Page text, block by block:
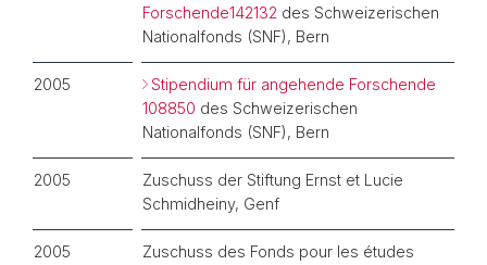
Forschende142132 des Schweizerischen
Nationalfonds (SNF), Bern
2005
Stipendium für angehende Forschende
108850 des Schweizerischen
Nationalfonds (SNF), Bern
2005
Zuschuss der Stiftung Ernst et Lucie
Schmidheiny, Genf
2005
Zuschuss des Fonds pour les études